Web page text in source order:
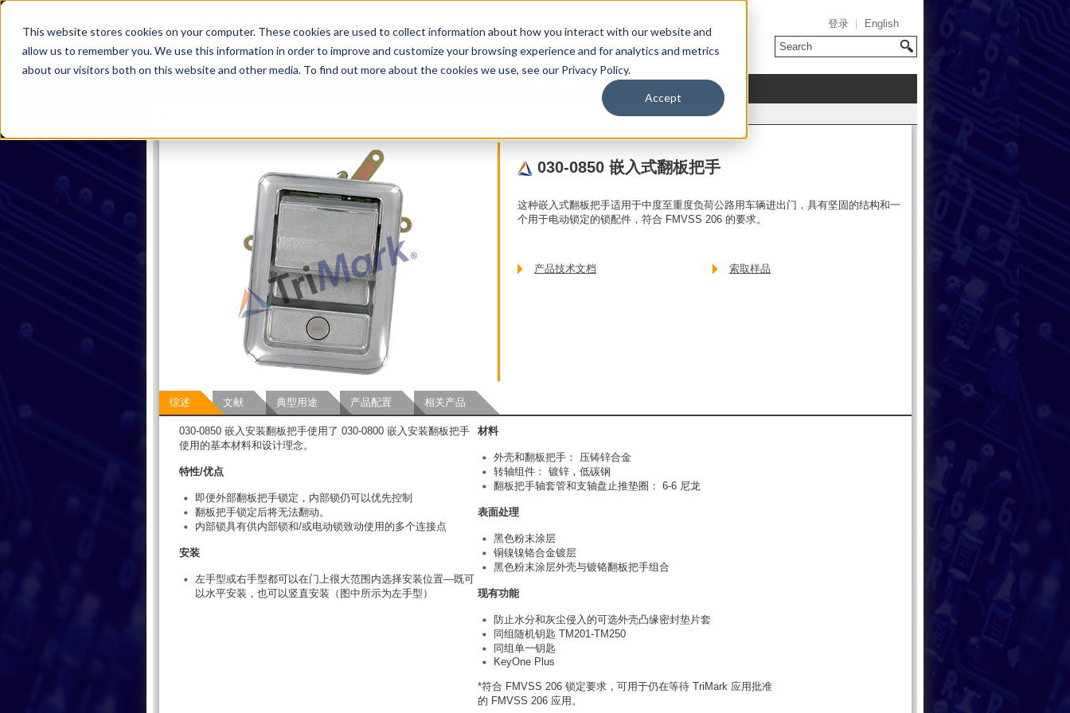
This website stores cookies on your computer. These cookies are used to collect information about how you interact with our website and
allow us to remember you. We use this information in order to improve and customize your browsing experience and for analytics and metrics
about our visitors both on this website and other media. To find out more about the cookies we use, see our Privacy Policy.
Accept
登录 English
其它TriMark网站
030-0850 嵌入式翻板把手
这种嵌入式翻板把手适用于中度至重度负荷公路用车辆进出门，具有坚固的结构和一
个用于电动锁定的锁配件，符合 FMVSS 206 的要求。
产品技术文档 索取样品
综述 文献 典型用途 产品配置 相关产品
030-0850 嵌入安装翻板把手使用了 030-0800 嵌入安装翻板把手
使用的基本材料和设计理念。
特性/优点
即便外部翻板把手锁定，内部锁仍可以优先控制
翻板把手锁定后将无法翻动。
内部锁具有供内部锁和/或电动锁致动使用的多个连接点
安装
左手型或右手型都可以在门上很大范围内选择安装位置—既可
以水平安装，也可以竖直安装（图中所示为左手型）
材料
外壳和翻板把手： 压铸锌合金
转轴组件： 镀锌，低碳钢
翻板把手轴套管和支轴盘止推垫圈： 6-6 尼龙
表面处理
黑色粉末涂层
铜镍镍铬合金镀层
黑色粉末涂层外壳与镀铬翻板把手组合
现有功能
防止水分和灰尘侵入的可选外壳凸缘密封垫片套
同组随机钥匙 TM201-TM250
同组单一钥匙
KeyOne Plus
*符合 FMVSS 206 锁定要求，可用于仍在等待 TriMark 应用批准
的 FMVSS 206 应用。